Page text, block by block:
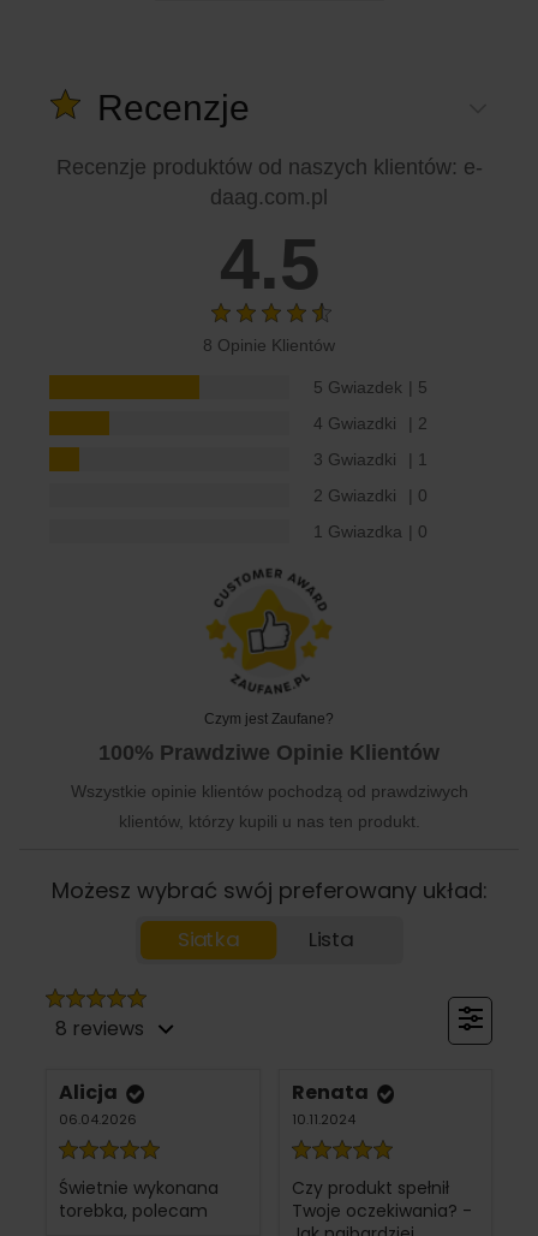
Recenzje
Recenzje produktów od naszych klientów: e-
daag.com.pl
4.5
8 Opinie Klientów
5 Gwiazdek | 5
4 Gwiazdki
| 2
3 Gwiazdki
| 1
2 Gwiazdki
| 0
1 Gwiazdka | 0
Czym jest Zaufane?
100% Prawdziwe Opinie Klientów
Wszystkie opinie klientów pochodzą od prawdziwych
klientów, którzy kupili u nas ten produkt.
Możesz wybrać swój preferowany układ:
Siatka Lista
8 reviews
Alicja
06.04.2026
Świetnie wykonana
torebka, polecam
Renata
10.11.2024
Czy produkt spełnił
Twoje oczekiwania? -